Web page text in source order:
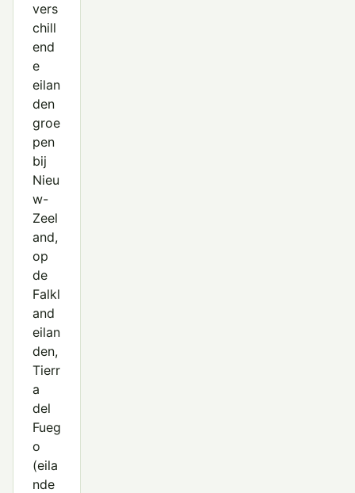
vers
chill
end
e
eilan
den
groe
pen
bij
Nieu
w-
Zeel
and,
op
de
Falkl
and
eilan
den,
Tierr
a
del
Fueg
o
(eila
nde